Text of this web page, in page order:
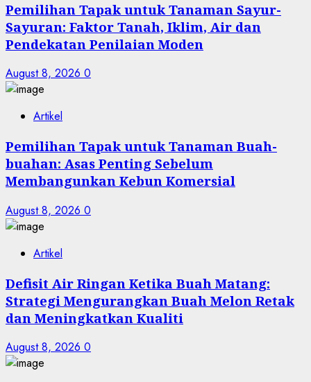
Pemilihan Tapak untuk Tanaman Sayur-
Sayuran: Faktor Tanah, Iklim, Air dan
Pendekatan Penilaian Moden
August 8, 2026 0
Artikel
Pemilihan Tapak untuk Tanaman Buah-
buahan: Asas Penting Sebelum
Membangunkan Kebun Komersial
August 8, 2026 0
Artikel
Defisit Air Ringan Ketika Buah Matang:
Strategi Mengurangkan Buah Melon Retak
dan Meningkatkan Kualiti
August 8, 2026 0